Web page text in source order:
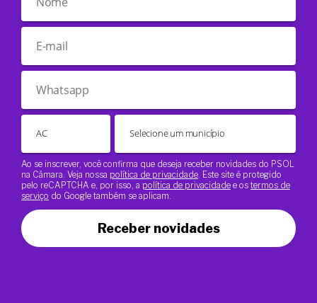
Ao se inscrever, você confirma que deseja receber novidades do PSOL
na Câmara. Veja nossa política de privacidade. Este site é protegido
pelo reCAPTCHA e, por isso, a política de privacidade e os termos de
serviço do Google também se aplicam.
Receber novidades